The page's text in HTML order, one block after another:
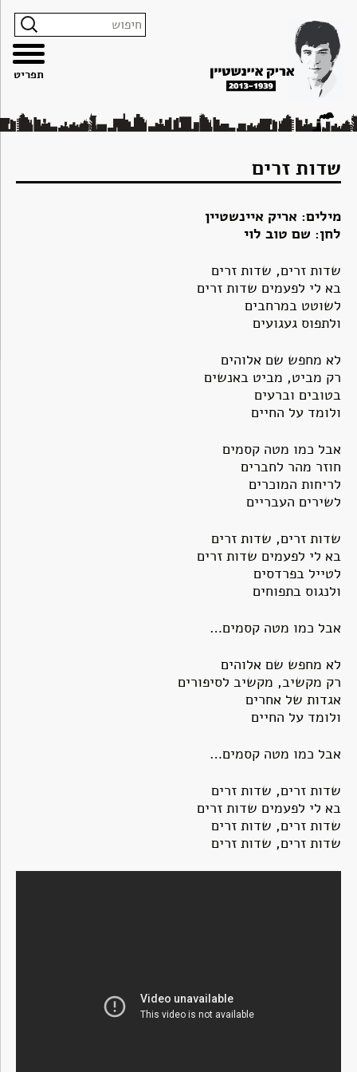
האתר
הצהרת
נגישות
לתוכן
קשר
שדות זרים
מילים: אריק איינשטיין
לחן: שם טוב לוי
שדות זרים, שדות זרים
בא לי לפעמים שדות זרים
לשוטט במרחבים
ולתפוס געגועים
לא מחפש שם אלוהים
רק מביט, מביט באנשים
בטובים וברעים
ולומד על החיים
אבל כמו מטה קסמים
חוזר מהר לחברים
לריחות המוכרים
לשירים העבריים
שדות זרים, שדות זרים
בא לי לפעמים שדות זרים
לטייל בפרדסים
ולנגוס בתפוחים
אבל כמו מטה קסמים…
לא מחפש שם אלוהים
רק מקשיב, מקשיב לסיפורים
אגדות של אחרים
ולומד על החיים
אבל כמו מטה קסמים…
שדות זרים, שדות זרים
בא לי לפעמים שדות זרים
שדות זרים, שדות זרים
שדות זרים, שדות זרים
תפריט